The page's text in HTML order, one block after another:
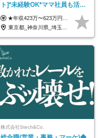
ト]*未経験OK*ママ社員も活躍
中*ブランクOK*全国どこでも
働ける
★年収423万〜623万円のモデルあり（想定時間外手当10時間分含む） ★半年に一度ドカンと支給のボーナスあり（半年に1度最大150万円） 月給25万円〜＋各種手当＋インセンティブ ＊リモートワーク手当（4000円/月） ＊リモートワーク一時金（1万5000円） ＊残業手当全額支給 ※経験・スキルにより月給を決定します ※試用期間：2ヵ月あり。期間中の雇用形態・給与・待遇に変更はありません 《頑張りはインセンティブとして還元！》 当社は5段階の評価制度を導入。 半期に1回の評価で最高ランク（5点）を獲得したメンバーには、 150万円のインセンティブを支給！ これが半年に一度のインセンティブとして支給されるため、 成果を出した分だけまとまった収入を得られる仕組みです。 【固定残業代について】 なし（残業代は、実際の労働時間に応じて別途全額支給）
東京都_神奈川県_埼玉県_千葉県_大阪府_愛知県_北海道_青森県_岩手県_宮城県_秋田県_山形県_福島県_茨城県_栃木県_群馬県_新潟県_山梨県_長野県_富山県_石川県_福井県_静岡県_岐阜県_三重県_兵庫県_京都府_滋賀県_奈良県_和歌山県_広島県_岡山県_鳥取県_島根県_山口県_徳島県_香川県_愛媛県_高知県_福岡県_熊本県_佐賀県_長崎県_大分県_宮崎県_鹿児島県_沖縄県
株式会社Stech&Co.